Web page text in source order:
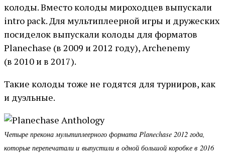
колоды. Вместо колоды мироходцев выпускали
intro pack. Для мультиплеерной игры и дружеских
посиделок выпускали колоды для форматов
Planechase (в 2009 и 2012 году), Archenemy
(в 2010 и в 2017).
Такие колоды тоже не годятся для турниров, как
и дуэльные.
Четыре прекона мультиплеерного формата Planechase 2012 года,
которые перепечатали и выпустили в одной большой коробке в 2016